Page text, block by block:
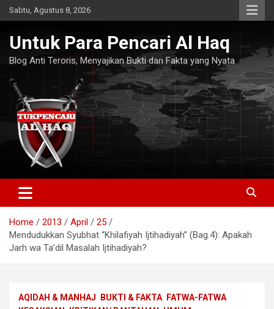
Skip
to
Sabtu, Agustus 8, 2026
Untuk Para Pencari Al Haq
Blog Anti Teroris, Menyajikan Bukti dan Fakta yang Nyata
Home 2013 April
25
Mendudukkan Syubhat “Khilafiyah Ijtihadiyah” (Bag.4): Apakah
Jarh wa Ta’dil Masalah Ijtihadiyah?
AQIDAH & MANHAJ BUKTI & FAKTA
FATWA-FATWA